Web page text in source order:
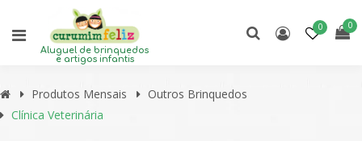
Aluguel de brinquedos
e artigos infantis
0 0
Produtos Mensais
Outros Brinquedos
Clínica Veterinária